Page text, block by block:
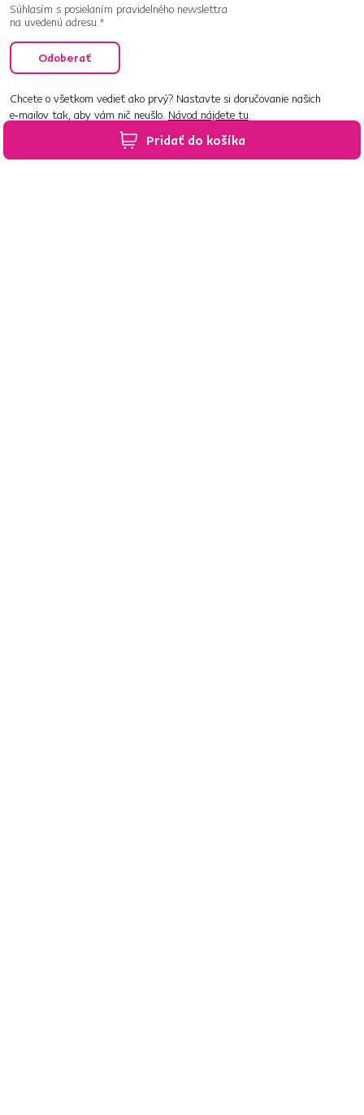
Pridať do košíka
Súhlasím s posielaním pravidelného newslettra
na uvedenú adresu.*
Odoberať
Chcete o všetkom vedieť ako prvý? Nastavte si doručovanie našich
e‑mailov tak, aby vám nič neušlo. Návod nájdete tu.